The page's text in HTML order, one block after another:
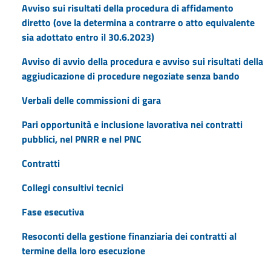
Avviso sui risultati della procedura di affidamento
diretto (ove la determina a contrarre o atto equivalente
sia adottato entro il 30.6.2023)
Avviso di avvio della procedura e avviso sui risultati della
aggiudicazione di procedure negoziate senza bando
Verbali delle commissioni di gara
Pari opportunità e inclusione lavorativa nei contratti
pubblici, nel PNRR e nel PNC
Contratti
Collegi consultivi tecnici
Fase esecutiva
Resoconti della gestione finanziaria dei contratti al
termine della loro esecuzione